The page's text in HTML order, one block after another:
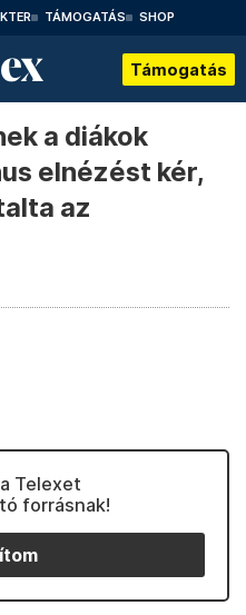
TÁMOGATÁS SHOP
Támogatás
a diákok
elnézést kér,
az
Telexet
forrásnak!